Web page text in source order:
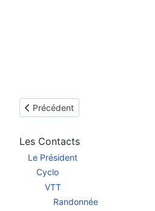
Article précédent : ASA Section
Précédent
Les Contacts
Le Président
Cyclo
VTT
Randonnée